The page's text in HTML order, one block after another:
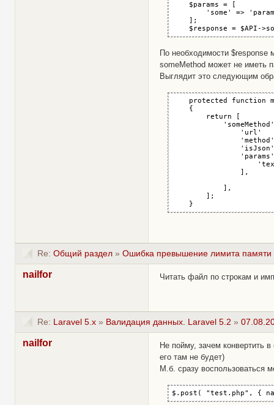
    $params = [
'some' =>
    ];
$response = $API-
По необходимости $response
someMethod может не иметь
Выглядит это следующим
protected function
    {
        return [
'url'
                ],
            ],
        ];
    }
Re: Общий раздел » Ошибка превышение лимита памяти
nailfor Читать файл по строкам и
Re: Laravel 5.x » Валидация данных. Laravel 5.2 »
nailfor
Не пойму, зачем конвертить
его там не будет)
М.б. сразу воспользоваться
$.post( "test.php", {